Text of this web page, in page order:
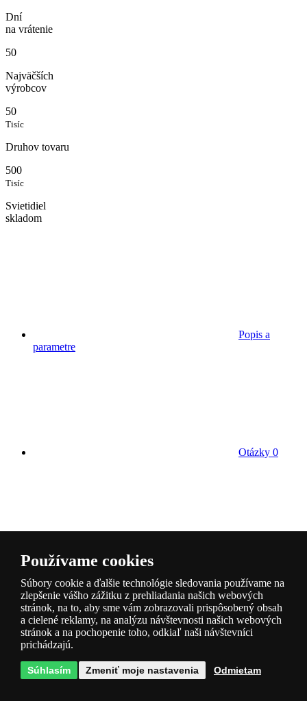
Dní
na vrátenie
50
Najväčších
výrobcov
50
Tisíc
Druhov tovaru
500
Tisíc
Svietidiel
skladom
Popis a
parametre
Otázky 0
Používame cookies
Súbory cookie a ďalšie technológie sledovania používame na
zlepšenie vášho zážitku z prehliadania našich webových
stránok, na to, aby sme vám zobrazovali prispôsobený obsah
a cielené reklamy, na analýzu návštevnosti našich webových
stránok a na pochopenie toho, odkiaľ naši návštevníci
prichádzajú.
Súhlasím Zmeniť moje nastavenia Odmietam